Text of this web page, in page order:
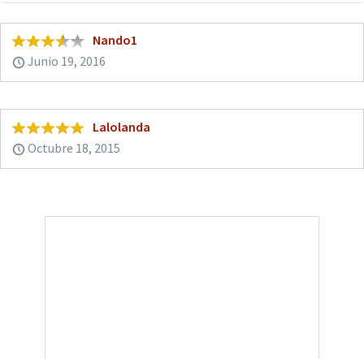
Nando1
Junio 19, 2016
Lalolanda
Octubre 18, 2015